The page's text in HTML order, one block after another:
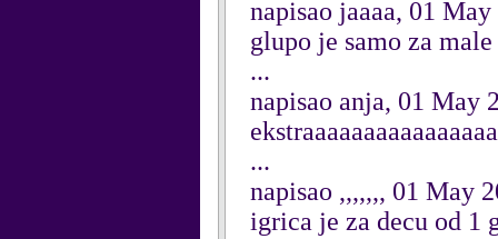
napisao jaaaa, 01 May
glupo je samo za male
...
napisao anja, 01 May
...
napisao ,,,,,,, 01 May
igrica je za decu od 1